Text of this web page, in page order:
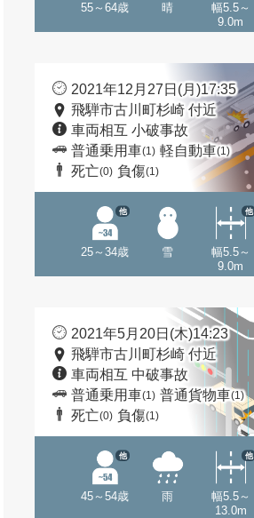
55～64歳 晴
幅5.5～
9.0m
2021年12月27日(月)17:35
飛騨市古川町杉崎 付近
車両相互 小破事故
普通乗用車(1) 軽自動車(1)
死亡(0) 負傷(1)
25～34歳
他
雪
幅5.5～
9.0m
他
2021年5月20日(木)14:23
飛騨市古川町杉崎 付近
車両相互 中破事故
普通乗用車(1) 普通貨物車(1)
死亡(0) 負傷(1)
45～54歳
他
雨
幅5.5～
13.0m
他